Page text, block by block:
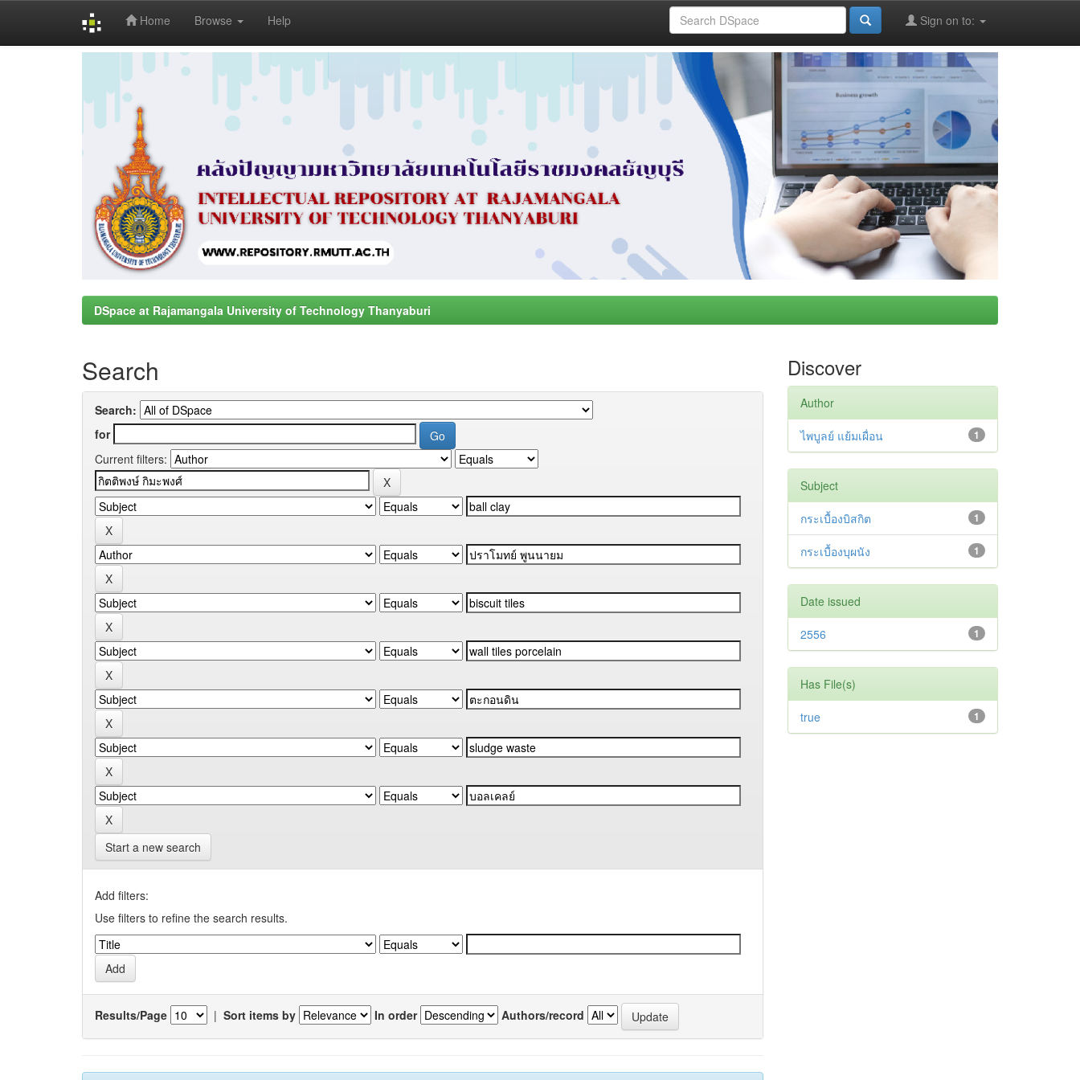
Home Browse Help Sign on to:
DSpace at Rajamangala University of Technology Thanyaburi
Search
Search:
for
Current filters:
Start a new search
Add filters:
Use filters to refine the search results.
Results/Page | Sort items by In order Authors/record
Discover
Author
1
ไพบูลย์ แย้มเผื่อน
Subject
1
กระเบื้องบิสกิต
1
กระเบื้องบุผนัง
Date issued
1
2556
Has File(s)
1
true